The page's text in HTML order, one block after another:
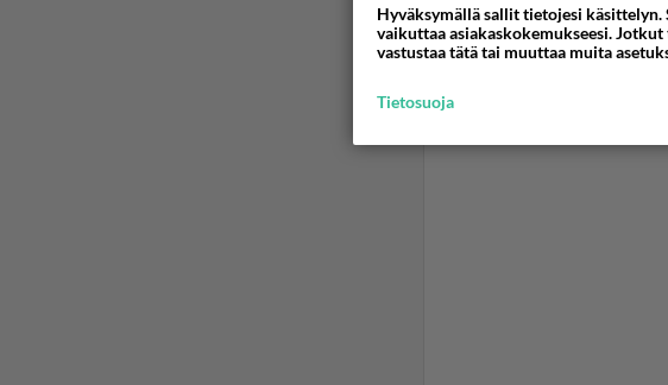
Äänestä
Hyväksymällä sallit tietojesi käsittelyn.
vaikuttaa asiakaskokemukseesi.
vastustaa tätä tai muuttaa muita
Tietosuoja